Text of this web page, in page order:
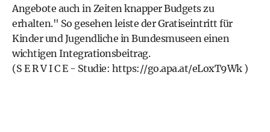
Angebote auch in Zeiten knapper Budgets zu
erhalten." So gesehen leiste der Gratiseintritt für
Kinder und Jugendliche in Bundesmuseen einen
wichtigen Integrationsbeitrag.
(S E R V I C E - Studie: https://go.apa.at/eLoxT9Wk)